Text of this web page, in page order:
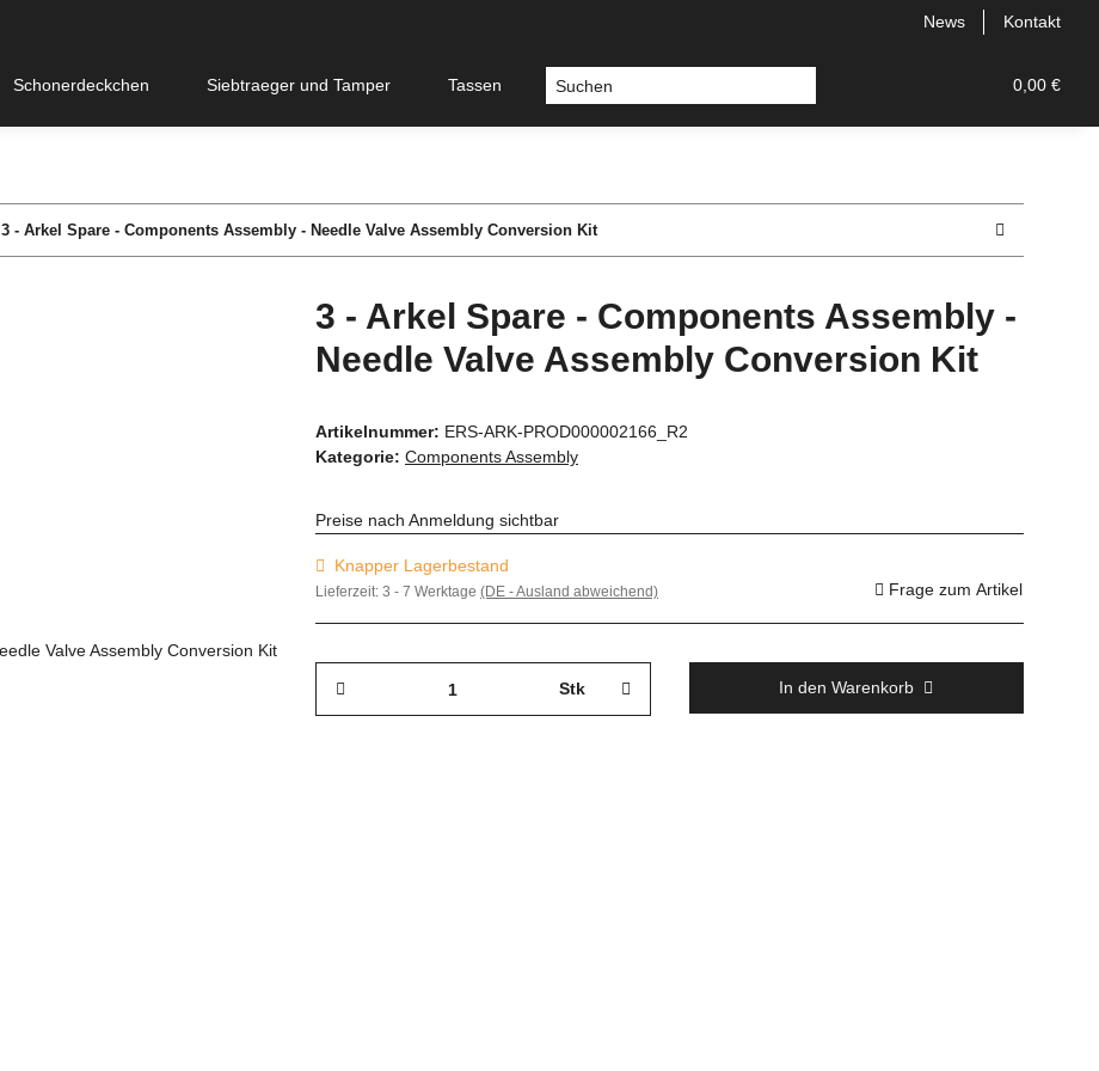
News Kontakt
0,00 €
Schonerdeckchen Siebtraeger und Tamper Tassen Veredelungssets neu
3 - Arkel Spare - Components Assembly - Needle Valve Assembly Conversion Kit
3 - Arkel Spare - Components Assembly -
Needle Valve Assembly Conversion Kit
Artikelnummer: ERS-ARK-PROD000002166_R2
Kategorie: Components Assembly
Preise nach Anmeldung sichtbar
Knapper Lagerbestand
Lieferzeit: 3 - 7 Werktage (DE - Ausland abweichend) Frage zum Artikel
Stk In den Warenkorb